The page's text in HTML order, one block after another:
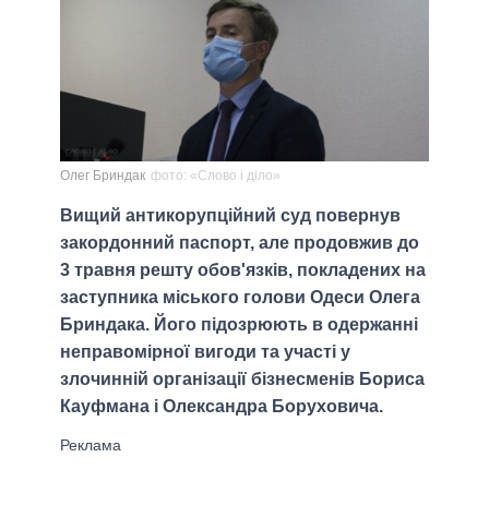
Олег Бриндак фото: «Слово і діло»
Вищий антикорупційний суд повернув
закордонний паспорт, але продовжив до
3 травня решту обов'язків, покладених на
заступника міського голови Одеси Олега
Бриндака. Його підозрюють в одержанні
неправомірної вигоди та участі у
злочинній організації бізнесменів Бориса
Кауфмана і Олександра Боруховича.